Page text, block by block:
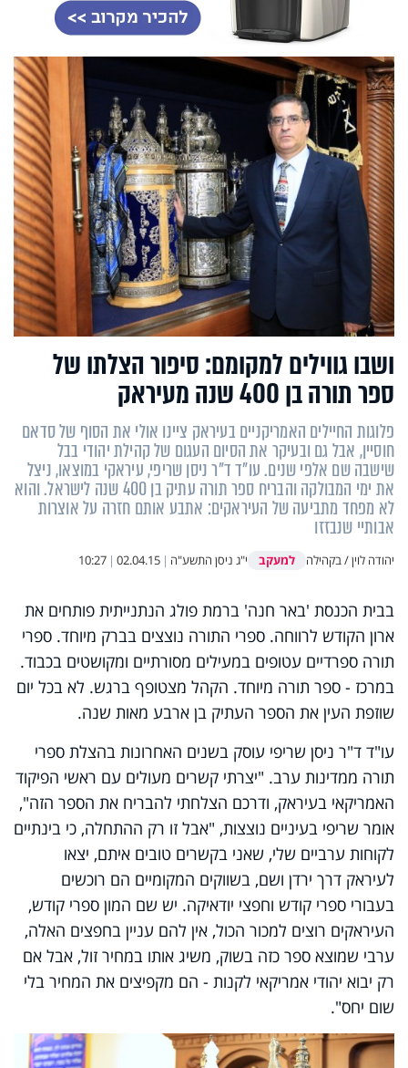
ושבו גווילים למקומם: סיפור הצלתו של
ספר תורה בן 400 שנה מעיראק
פלוגות החיילים האמריקניים בעיראק ציינו אולי את הסוף של סדאם
חוסיין, אבל גם ובעיקר את הסיום העגום של קהילת יהודי בבל
שישבה שם אלפי שנים. עו"ד ד"ר ניסן שריפי, עיראקי במוצאו, ניצל
את ימי המבולקה והבריח ספר תורה עתיק בן 400 שנה לישראל. והוא
לא מפחד מתביעה של העיראקים: אתבע אותם חזרה על אוצרות
אבותיי שנבזזו
יהודה לוין / בקהילה למעקב י"ג ניסן התשע"ה |
02.04.15
|
10:27
בבית הכנסת 'באר חנה' ברמת פולג הנתנייתית פותחים את
ארון הקודש לרווחה. ספרי התורה נוצצים בברק מיוחד. ספרי
תורה ספרדיים עטופים במעילים מסורתיים ומקושטים בכבוד.
במרכז - ספר תורה מיוחד. הקהל מצטופף ברגש. לא בכל יום
שוזפת העין את הספר העתיק בן ארבע מאות שנה.
עו"ד ד"ר ניסן שריפי עוסק בשנים האחרונות בהצלת ספרי
תורה ממדינות ערב. "יצרתי קשרים מעולים עם ראשי הפיקוד
האמריקאי בעיראק, ודרכם הצלחתי להבריח את הספר הזה",
אומר שריפי בעיניים נוצצות, "אבל זו רק ההתחלה, כי בינתיים
לקוחות ערביים שלי, שאני בקשרים טובים איתם, יצאו
לעיראק דרך ירדן ושם, בשווקים המקומיים הם רוכשים
בעבורי ספרי קודש וחפצי יודאיקה. יש שם המון ספרי קודש,
העיראקים רוצים למכור הכול, אין להם עניין בחפצים האלה,
ערבי שמוצא ספר כזה בשוק, משיג אותו במחיר זול, אבל אם
רק יבוא יהודי אמריקאי לקנות - הם מקפיצים את המחיר בלי
שום יחס".